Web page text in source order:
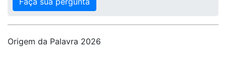
Origem da Palavra 2026